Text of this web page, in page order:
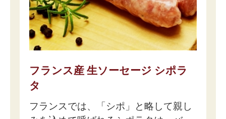
フランス産 生ソーセージ シポラ
タ
フランスでは、「シポ」と略して親し